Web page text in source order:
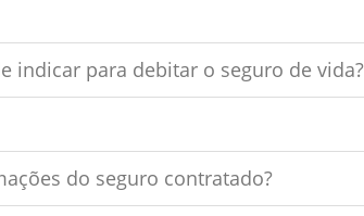
indicar para debitar o seguro de vida?
do seguro contratado?